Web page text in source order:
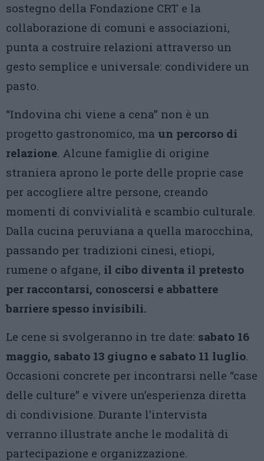
sostegno della Fondazione CRT e la
collaborazione di comuni e associazioni,
punta a costruire relazioni attraverso un
gesto semplice e universale: condividere un
pasto.
“Indovina chi viene a cena” non è un
progetto gastronomico, ma un percorso di
relazione. Alcune famiglie di origine
straniera aprono le porte delle proprie case
per accogliere altre persone, creando
momenti di convivialità e scambio culturale.
Dalla cucina peruviana a quella marocchina,
passando per tradizioni cinesi, etiopi,
rumene o afgane, il cibo diventa il pretesto
per raccontarsi, conoscersi e abbattere
barriere spesso invisibili.
Le cene si svolgeranno in tre date: sabato 16
maggio, sabato 13 giugno e sabato 11 luglio.
Occasioni concrete per incontrarsi nelle “case
delle culture” e vivere un’esperienza diretta
di condivisione. Durante l’intervista
verranno illustrate anche le modalità di
partecipazione e organizzazione.